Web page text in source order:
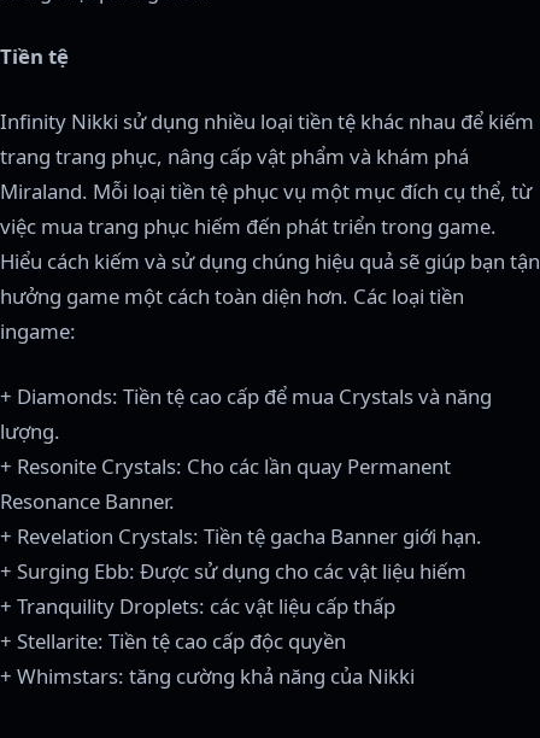
Tiền tệ
Infinity Nikki sử dụng nhiều loại tiền tệ khác nhau để kiếm
trang trang phục, nâng cấp vật phẩm và khám phá
Miraland. Mỗi loại tiền tệ phục vụ một mục đích cụ thể, từ
việc mua trang phục hiếm đến phát triển trong game.
Hiểu cách kiếm và sử dụng chúng hiệu quả sẽ giúp bạn tận
hưởng game một cách toàn diện hơn. Các loại tiền
ingame:
+ Diamonds: Tiền tệ cao cấp để mua Crystals và năng
lượng.
+ Resonite Crystals: Cho các lần quay Permanent
Resonance Banner.
+ Revelation Crystals: Tiền tệ gacha Banner giới hạn.
+ Surging Ebb: Được sử dụng cho các vật liệu hiếm
+ Tranquility Droplets: các vật liệu cấp thấp
+ Stellarite: Tiền tệ cao cấp độc quyền
+ Whimstars: tăng cường khả năng của Nikki